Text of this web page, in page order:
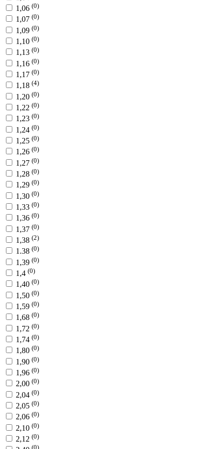
1,06 (0)
1,07 (0)
1,09 (0)
1,10 (0)
1,13 (0)
1,16 (0)
1,17 (0)
1,18 (4)
1,20 (0)
1,22 (0)
1,23 (0)
1,24 (0)
1,25 (0)
1,26 (0)
1,27 (0)
1,28 (0)
1,29 (0)
1,30 (0)
1,33 (0)
1,36 (0)
1,37 (0)
1,38 (2)
1.38 (0)
1,39 (0)
1,4 (0)
1,40 (0)
1,50 (0)
1,59 (0)
1,68 (0)
1,72 (0)
1,74 (0)
1,80 (0)
1,90 (0)
1,96 (0)
2,00 (0)
2,04 (0)
2,05 (0)
2,06 (0)
2,10 (0)
2,12 (0)
(0)